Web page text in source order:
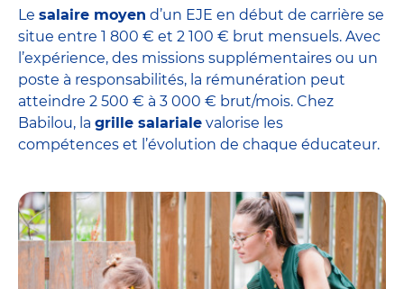
Le salaire moyen d’un EJE en début de carrière se
situe entre 1 800 € et 2 100 € brut mensuels. Avec
l’expérience, des missions supplémentaires ou un
poste à responsabilités, la rémunération peut
atteindre 2 500 € à 3 000 € brut/mois. Chez
Babilou, la grille salariale valorise les
compétences et l’évolution de chaque éducateur.